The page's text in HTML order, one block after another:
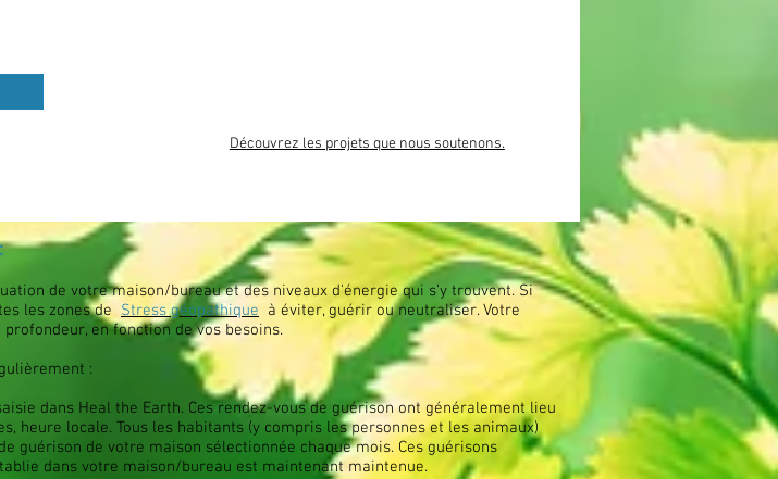
Découvrez les projets que nous soutenons.
de votre maison/bureau et des niveaux d'énergie qui s'y trouvent. Si
les zones deStress géopathique à éviter, guérir ou neutraliser. Votre
en fonction de vos besoins.
:
dans Heal the Earth. Ces rendez-vous de guérison ont généralement lieu
heure locale. Tous les habitants (y compris les personnes et les animaux)
guérison de votre maison sélectionnée chaque mois. Ces guérisons
dans votre maison/bureau est maintenant maintenue.